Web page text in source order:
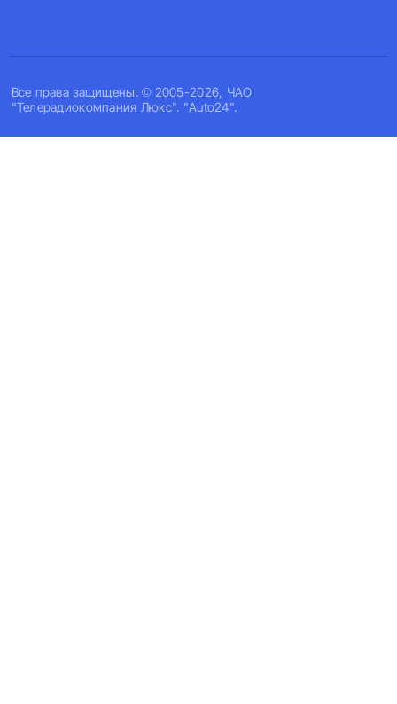
Все права защищены. © 2005-2026, ЧАО
"Телерадиокомпания Люкс". "Auto24".